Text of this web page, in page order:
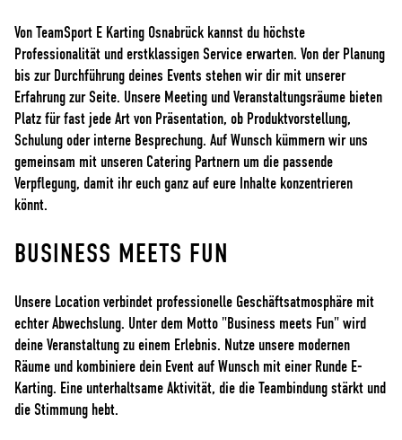
Von TeamSport E Karting Osnabrück kannst du höchste
Professionalität und erstklassigen Service erwarten. Von der Planung
bis zur Durchführung deines Events stehen wir dir mit unserer
Erfahrung zur Seite. Unsere Meeting und Veranstaltungsräume bieten
Platz für fast jede Art von Präsentation, ob Produktvorstellung,
Schulung oder interne Besprechung. Auf Wunsch kümmern wir uns
gemeinsam mit unseren Catering Partnern um die passende
Verpflegung, damit ihr euch ganz auf eure Inhalte konzentrieren
könnt.
BUSINESS MEETS FUN
Unsere Location verbindet professionelle Geschäftsatmosphäre mit
echter Abwechslung. Unter dem Motto "Business meets Fun" wird
deine Veranstaltung zu einem Erlebnis. Nutze unsere modernen
Räume und kombiniere dein Event auf Wunsch mit einer Runde E-
Karting. Eine unterhaltsame Aktivität, die die Teambindung stärkt und
die Stimmung hebt.